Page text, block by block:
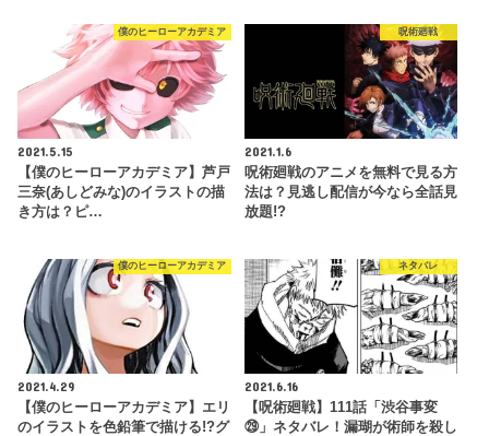
僕のヒーローアカデミア
2021.5.15
【僕のヒーローアカデミア】芦戸
三奈(あしどみな)のイラストの描
き方は？ピ…
呪術廻戦
2021.1.6
呪術廻戦のアニメを無料で見る方
法は？見逃し配信が今なら全話見
放題!?
僕のヒーローアカデミア
2021.4.29
【僕のヒーローアカデミア】エリ
のイラストを色鉛筆で描ける!?グ
ネタバレ
2021.6.16
【呪術廻戦】111話「渋谷事変
㉙」ネタバレ！漏瑚が術師を殺し